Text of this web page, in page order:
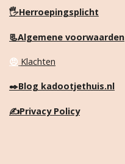
n
e
n
🖐️Herroepingsplicht
📃Algemene voorwaarden
😠 Klachten
✒️Blog kadootjethuis.nl
✍️Privacy Policy